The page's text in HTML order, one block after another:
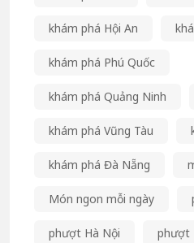
khám phá Hội An
khám phá Phú Quốc
khám phá Quảng Ninh
khám phá Vũng Tàu
khám phá Đà Nẵng
Món ngon mỗi ngày
phượt Hà Nội phượt